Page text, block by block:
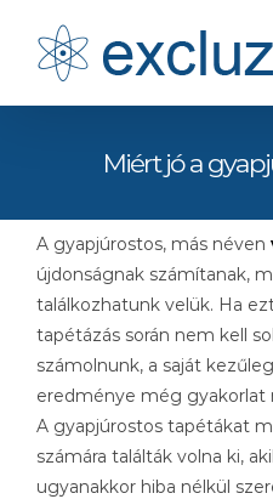
Miért jó a
A gyapjúrostos, más néven
újdonságnak számítanak,
találkozhatunk velük. Ha
tapétázás során nem kell
számolnunk, a saját
eredménye még gyakorlat
A gyapjúrostos tapétákat
számára találták volna ki,
ugyanakkor hiba nélkül